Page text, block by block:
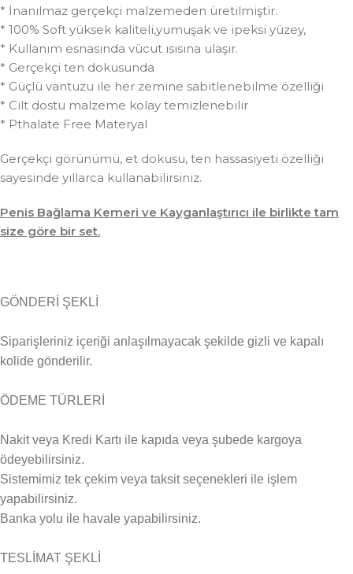
* İnanılmaz gerçekçi malzemeden üretilmiştir.
* 100% Soft yüksek kaliteli,yumuşak ve ipeksi yüzey,
* Kullanım esnasında vücut ısısına ulaşır.
* Gerçekçi ten dokusunda
* Güçlü vantuzu ile her zemine sabitlenebilme özelliği
* Cilt dostu malzeme kolay temizlenebilir
* Pthalate Free Materyal
Gerçekçi görünümü, et dokusu, ten hassasiyeti özelliği
sayesinde yıllarca kullanabilirsiniz.
Penis Bağlama Kemeri ve Kayganlaştırıcı ile birlikte tam
size göre bir set.
GÖNDERİ ŞEKLİ
Siparişleriniz içeriği anlaşılmayacak şekilde gizli ve kapalı
kolide gönderilir.
ÖDEME TÜRLERİ
Nakit veya Kredi Kartı ile kapıda veya şubede kargoya
ödeyebilirsiniz.
Sistemimiz tek çekim veya taksit seçenekleri ile işlem
yapabilirsiniz.
Banka yolu ile havale yapabilirsiniz.
TESLİMAT ŞEKLİ